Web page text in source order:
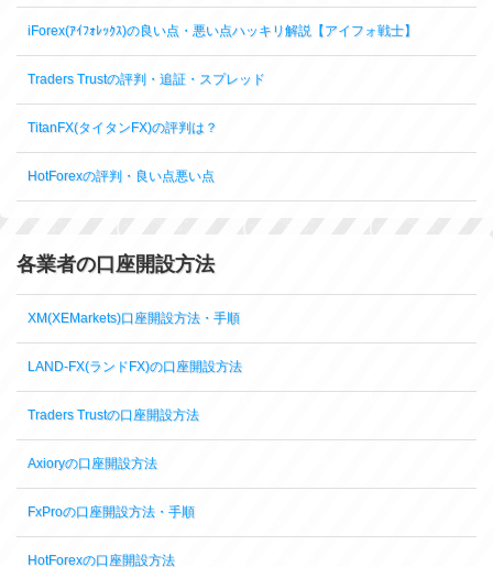
iForex(ｱｲﾌｫﾚｯｸｽ)の良い点・悪い点ハッキリ解説【アイフォ戦士】
Traders Trustの評判・追証・スプレッド
TitanFX(タイタンFX)の評判は？
HotForexの評判・良い点悪い点
各業者の口座開設方法
XM(XEMarkets)口座開設方法・手順
LAND-FX(ランドFX)の口座開設方法
Traders Trustの口座開設方法
Axioryの口座開設方法
FxProの口座開設方法・手順
HotForexの口座開設方法